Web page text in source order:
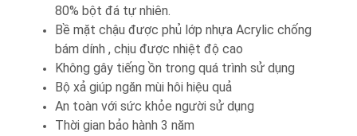
80% bột đá tự nhiên.
Bề mặt chậu được phủ lớp nhựa Acrylic chống
bám dính , chịu được nhiệt độ cao
Không gây tiếng ồn trong quá trình sử dụng
Bộ xả giúp ngăn mùi hôi hiệu quả
An toàn với sức khỏe người sử dụng
Thời gian bảo hành 3 năm